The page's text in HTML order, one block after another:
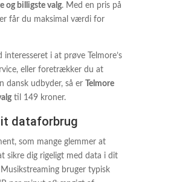
og billigste valg. Med en pris på
får du maksimal værdi for
interesseret i at prøve Telmore’s
eller foretrækker du at
dansk udbyder, så er Telmore
til 149 kroner.
dataforbrug
som mange glemmer at
sikre dig rigeligt med data i dit
bruger typisk